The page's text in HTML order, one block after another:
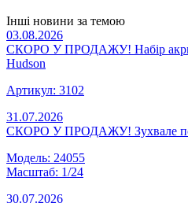
Інші новини за темою
03.08.2026
СКОРО У ПРОДАЖУ! Набір
Hudson
Артикул: 3102
31.07.2026
СКОРО У ПРОДАЖУ! Зухвале
Модель: 24055
Масштаб: 1/24
30.07.2026